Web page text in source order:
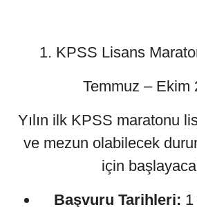
1. KPSS Lisans
Temmuz – Ekim
Yılın ilk KPSS maratonu
ve mezun olabilecek
için
Başvuru Tarihleri: 1